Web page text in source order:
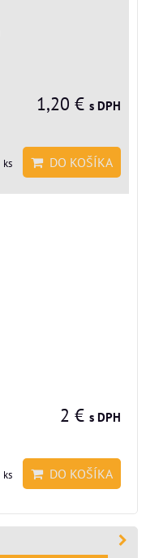
1,20 € s DPH
ks DO KOŠÍKA
2 € s DPH
ks DO KOŠÍKA